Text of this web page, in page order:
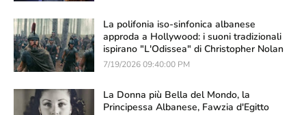
La polifonia iso-sinfonica albanese
approda a Hollywood: i suoni tradizionali
ispirano "L'Odissea" di Christopher Nolan
7/19/2026 09:40:00 PM
La Donna più Bella del Mondo, la
Principessa Albanese, Fawzia d'Egitto